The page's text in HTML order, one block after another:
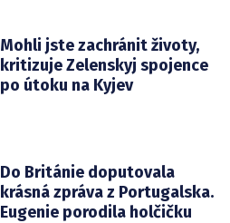
Mohli jste zachránit životy,
kritizuje Zelenskyj spojence
po útoku na Kyjev
Do Británie doputovala
krásná zpráva z Portugalska.
Eugenie porodila holčičku